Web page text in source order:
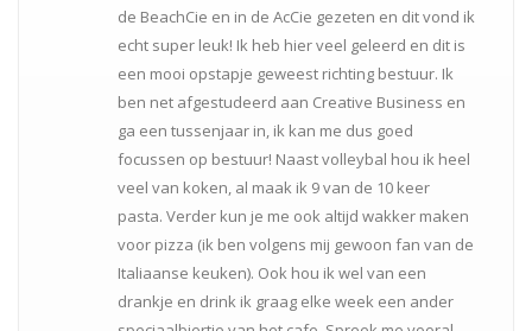
de BeachCie en in de AcCie gezeten en dit vond ik
echt super leuk! Ik heb hier veel geleerd en dit is
een mooi opstapje geweest richting bestuur. Ik
ben net afgestudeerd aan Creative Business en
ga een tussenjaar in, ik kan me dus goed
focussen op bestuur! Naast volleybal hou ik heel
veel van koken, al maak ik 9 van de 10 keer
pasta. Verder kun je me ook altijd wakker maken
voor pizza (ik ben volgens mij gewoon fan van de
Italiaanse keuken). Ook hou ik wel van een
drankje en drink ik graag elke week een ander